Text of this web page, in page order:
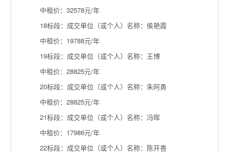
中租价：32578元/年
18标段：成交单位（或个人）名称：侯艳霞
中租价：19788元/年
19标段：成交单位（或个人）名称：王博
中租价：28825元/年
20标段：成交单位（或个人）名称：朱阿勇
中租价：28825元/年
21标段：成交单位（或个人）名称：冯晖
中租价：17986元/年
22标段：成交单位（或个人）名称：陈开香